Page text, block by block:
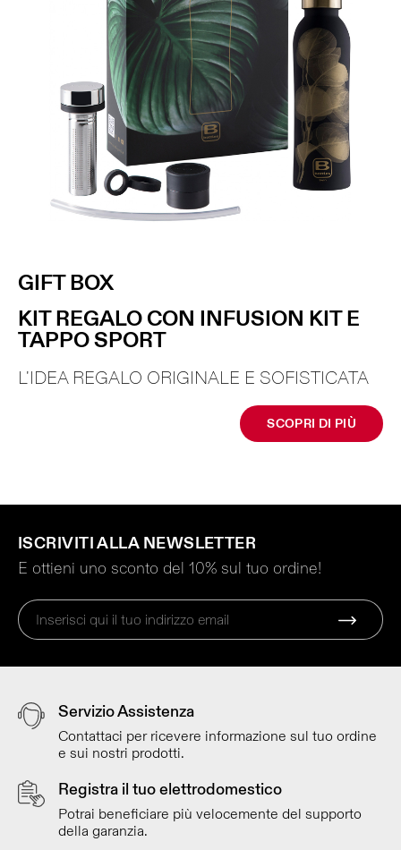
GIFT BOX
KIT REGALO CON INFUSION KIT E
TAPPO SPORT
L'IDEA REGALO ORIGINALE E SOFISTICATA
SCOPRI DI PIÙ
ISCRIVITI ALLA NEWSLETTER
E ottieni uno sconto del 10% sul tuo ordine!
Servizio Assistenza
Contattaci per ricevere informazione sul tuo ordine
e sui nostri prodotti.
Registra il tuo elettrodomestico
Potrai beneficiare più velocemente del supporto
della garanzia.